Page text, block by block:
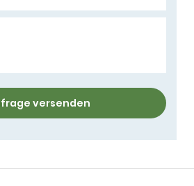
versenden